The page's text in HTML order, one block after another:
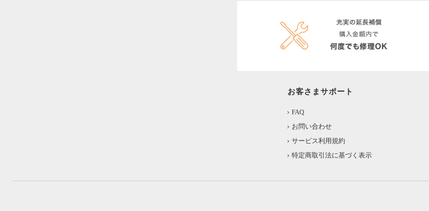
お客さまサポート
FAQ
お問い合わせ
サービス利用規約
特定商取引法に基づく表示